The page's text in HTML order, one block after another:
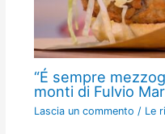
“É sempre
monti di Fulvio
Lascia un commento / Le